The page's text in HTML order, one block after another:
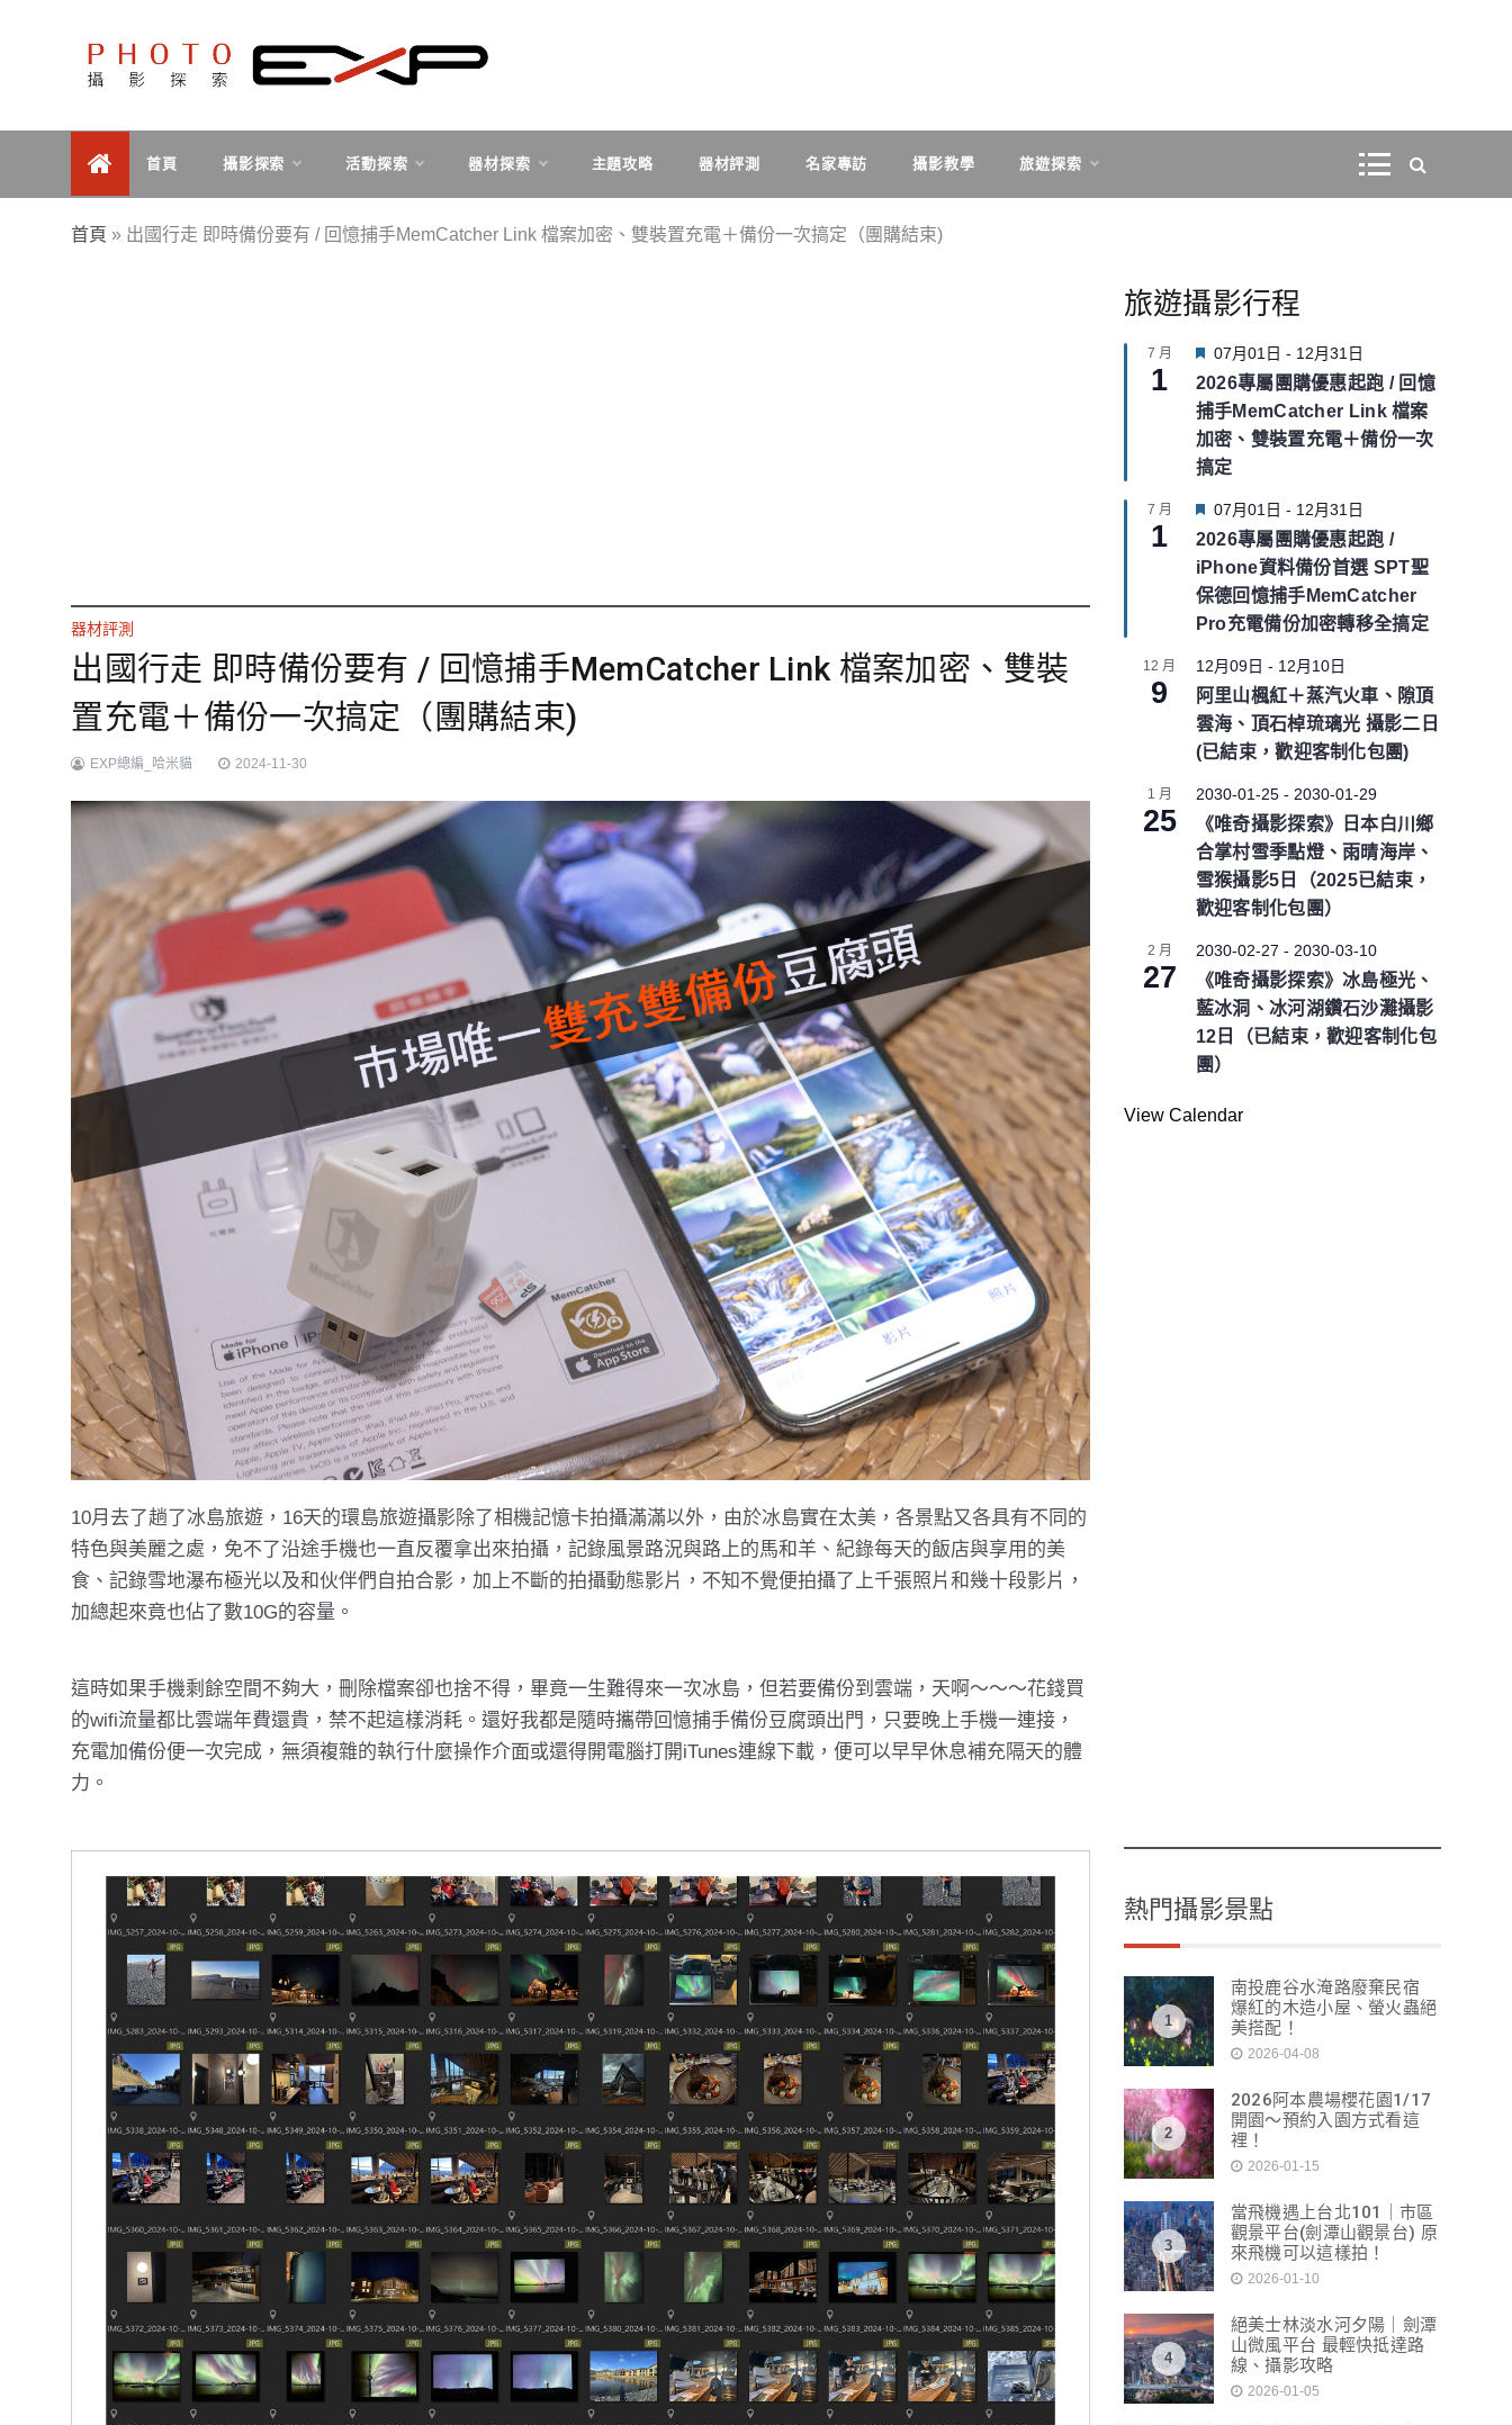
PHOTOEXP攝影探索
首頁 攝影探索 活動探索 器材探索 主題攻略 器材評測 名家專訪 攝影教學 旅遊探索
首頁 » 出國行走 即時備份要有 / 回憶捕手MemCatcher Link 檔案加密、雙裝置充電＋備份一次搞定（團購結束)
器材評測
出國行走 即時備份要有 / 回憶捕手MemCatcher Link 檔案加密、雙裝
置充電＋備份一次搞定（團購結束)
EXP總編_哈米貓 2024-11-30
10月去了趟了冰島旅遊，16天的環島旅遊攝影除了相機記憶卡拍攝滿滿以外，由於冰島實在太美，各景點又各具有不同的
特色與美麗之處，免不了沿途手機也一直反覆拿出來拍攝，記錄風景路況與路上的馬和羊、紀錄每天的飯店與享用的美
食、記錄雪地瀑布極光以及和伙伴們自拍合影，加上不斷的拍攝動態影片，不知不覺便拍攝了上千張照片和幾十段影片，
加總起來竟也佔了數10G的容量。
這時如果手機剩餘空間不夠大，刪除檔案卻也捨不得，畢竟一生難得來一次冰島，但若要備份到雲端，天啊～～～花錢買
的wifi流量都比雲端年費還貴，禁不起這樣消耗。還好我都是隨時攜帶回憶捕手備份豆腐頭出門，只要晚上手機一連接，
充電加備份便一次完成，無須複雜的執行什麼操作介面或還得開電腦打開iTunes連線下載，便可以早早休息補充隔天的體
力。
旅遊攝影行程
7 月
1
F
e
a
t
u
r
e
d
07月01日 - 12月31日
2026專屬團購優惠起跑 / 回憶
捕手MemCatcher Link 檔案
加密、雙裝置充電＋備份一次
搞定
7 月
1
F
e
a
t
u
e
d
07月01日 - 12月31日
2026專屬團購優惠起跑 /
iPhone資料備份首選 SPT聖
保德回憶捕手MemCatcher
Pro充電備份加密轉移全搞定
12 月
9
12月09日 - 12月10日
阿里山楓紅＋蒸汽火車、隙頂
雲海、頂石棹琉璃光 攝影二日
(已結束，歡迎客制化包團)
1 月
25
2030-01-25- 2030-01-29
《唯奇攝影探索》日本白川鄉
合掌村雪季點燈、雨晴海岸、
雪猴攝影5日（2025已結束，
歡迎客制化包團）
2 月
27
2030-02-27 - 2030-03-10
《唯奇攝影探索》冰島極光、
藍冰洞、冰河湖鑽石沙灘攝影
12日（已結束，歡迎客制化包
團）
View Calendar
熱門攝影景點
1
南投鹿谷水淹路廢棄民宿
爆紅的木造小屋、螢火蟲絕
美搭配！
2026-04-08
2
2026阿本農場櫻花園1/17
開園～預約入園方式看這
裡！
2026-01-15
3
當飛機遇上台北101｜市區
觀景平台(劍潭山觀景台) 原
來飛機可以這樣拍！
2026-01-10
4
絕美士林淡水河夕陽｜劍潭
山微風平台 最輕快抵達路
線、攝影攻略
2026-01-05